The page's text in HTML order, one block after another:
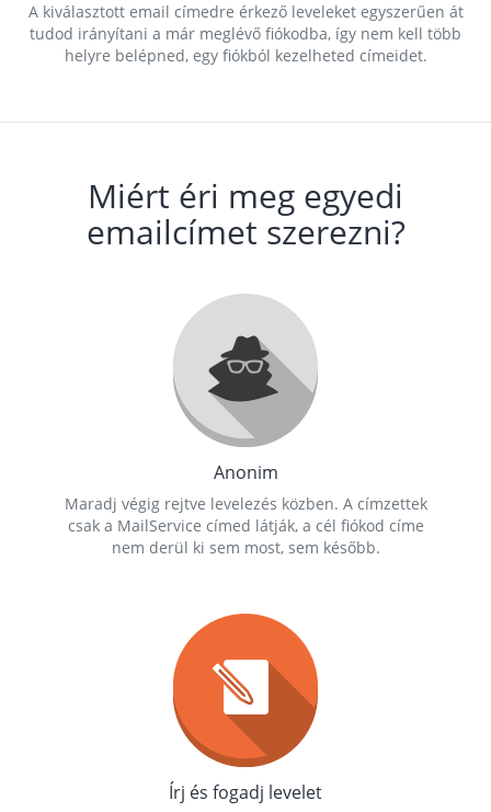
A kiválasztott email címedre érkező leveleket egyszerűen át
tudod irányítani a már meglévő fiókodba, így nem kell több
helyre belépned, egy fiókból kezelheted címeidet.
Miért éri meg egyedi
emailcímet szerezni?
Anonim
Maradj végig rejtve levelezés közben. A címzettek
csak a MailService címed látják, a cél fiókod címe
nem derül ki sem most, sem később.
Írj és fogadj levelet